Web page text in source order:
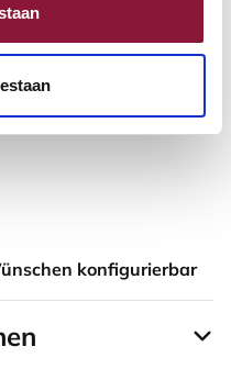
Sie Ihren Arbeitsplatz
Angebot an.
konfigurierbar